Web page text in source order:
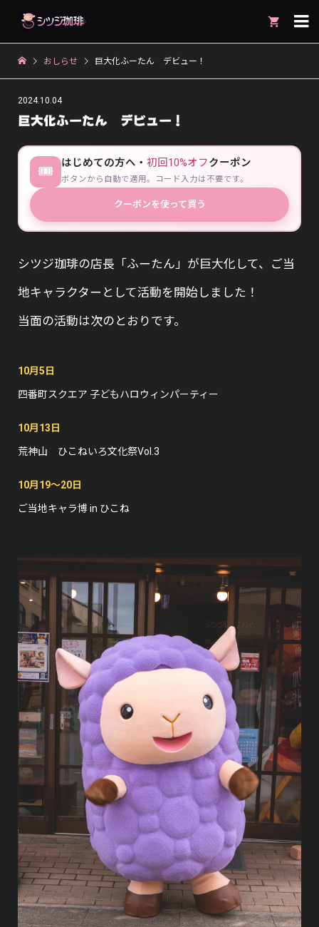

おしらせ 巨大化ふーたん デビュー！
2024.10.04
巨大化ふーたん デビュー！
🎟 はじめての方へ・初回10%オフクーポン
ボタンから自動で適用。コード入力は不要です。
クーポンを使って買う
シツジ珈琲の店長「ふーたん」が巨大化して、ご当
地キャラクターとして活動を開始しました！
当面の活動は次のとおりです。
10月5日
四番町スクエア 子どもハロウィンパーティー
10月13日
荒神山 ひこねいろ文化祭Vol.3
10月19〜20日
ご当地キャラ博 in ひこね